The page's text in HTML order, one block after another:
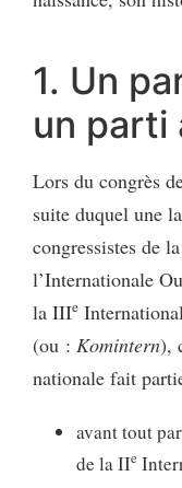
1. Un
un parti
Lors du congrès
suite duquel une
congressistes de
l’Internationale
la IIIe
(ou : Komintern),
nationale fait
avant tout
de la IIe